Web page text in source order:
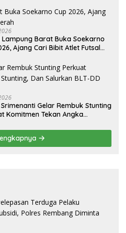
Lampung Barat Buka Soekarno
Ajang Cari Bibit Atlet Futsal
Gelar Rembuk Stunting
Komitmen Tekan Angka